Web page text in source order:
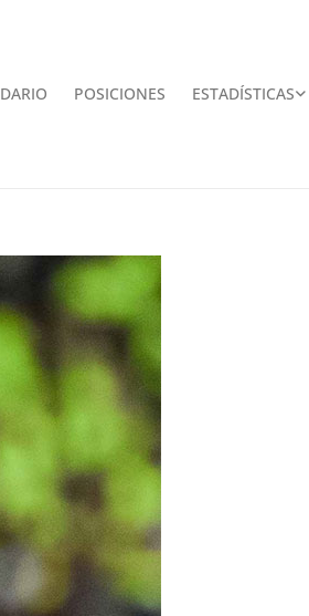
POSICIONES ESTADÍSTICAS